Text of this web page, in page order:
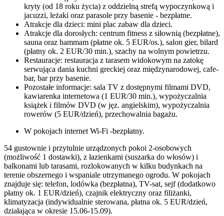
kryty (od 18 roku życia) z oddzielną strefą wypoczynkową i
jacuzzi, leżaki oraz parasole przy basenie - bezpłatne.
Atrakcje dla dzieci: mini plac zabaw dla dzieci.
Atrakcje dla dorosłych: centrum fitness z siłownią (bezpłatne),
sauna oraz hammam (płatne ok. 5 EUR/os.), salon gier, bilard
(płatny ok. 2 EUR/30 min.), szachy na wolnym powietrzu.
Restauracje: restauracja z tarasem widokowym na zatokę
serwująca dania kuchni greckiej oraz międzynarodowej, cafe-
bar, bar przy basenie.
Pozostałe informacje: sala TV z dostępnymi filmami DVD,
kawiarenka internetowa (1 EUR/30 min.), wypożyczalnia
książek i filmów DVD (w jęz. angielskim), wypożyczalnia
rowerów (5 EUR/dzień), przechowalnia bagażu.
W pokojach internet Wi-Fi -bezpłatny.
54 gustownie i przytulnie urządzonych pokoi 2-osobowych
(możliwość 1 dostawki), z łazienkami (suszarka do włosów) i
balkonami lub tarasami, rozlokowanych w kilku budynkach na
terenie obszernego i wspaniale utrzymanego ogrodu. W pokojach
znajduje się: telefon, lodówka (bezpłatna), TV-sat, sejf (dodatkowo
płatny ok. 1 EUR/dzień), czajnik elektryczny oraz filiżanki,
klimatyzacja (indywidualnie sterowana, płatna ok. 5 EUR/dzień,
działająca w okresie 15.06-15.09).